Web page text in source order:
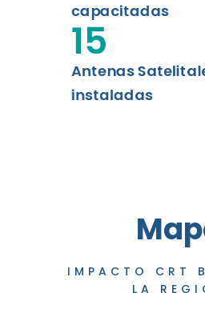
capacitadas
Antenas
instaladas
15
IMPACTO CRT
LA